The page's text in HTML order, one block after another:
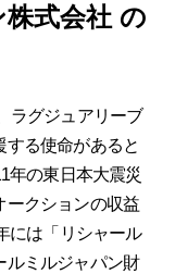
式会社 の
ラグジュアリーブ
る使命があると
年の東日本大震災
ークションの収益
には「リシャール
ルミルジャパン財